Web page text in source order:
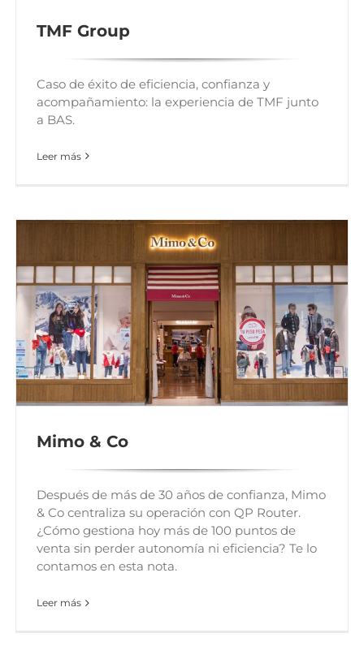
TMF Group
Caso de éxito de eficiencia, confianza y
acompañamiento: la experiencia de TMF junto
a BAS.
Leer más
Mimo & Co
Después de más de 30 años de confianza, Mimo
& Co centraliza su operación con QP Router.
¿Cómo gestiona hoy más de 100 puntos de
venta sin perder autonomía ni eficiencia? Te lo
contamos en esta nota.
Leer más